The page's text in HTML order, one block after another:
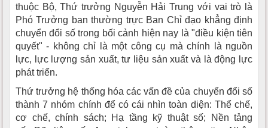
thuộc Bộ, Thứ trưởng Nguyễn Hải Trung với vai trò là
Phó Trưởng ban thường trực Ban Chỉ đạo khẳng định
chuyển đổi số trong bối cảnh hiện nay là "điều kiện tiên
quyết" - không chỉ là một công cụ mà chính là nguồn
lực, lực lượng sản xuất, tư liệu sản xuất và là động lực
phát triển.
Thứ trưởng hệ thống hóa các vấn đề của chuyển đổi số
thành 7 nhóm chính để có cái nhìn toàn diện: Thể chế,
cơ chế, chính sách; Hạ tầng kỹ thuật số; Nền tảng